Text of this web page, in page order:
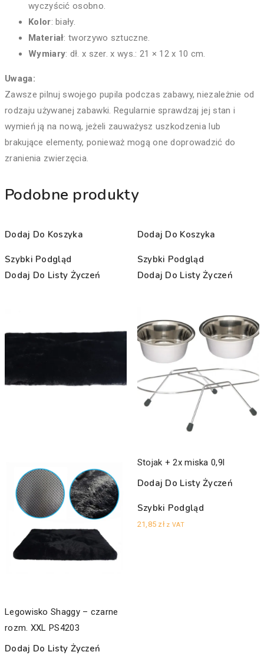
wyczyścić osobno.
Kolor: biały.
Materiał: tworzywo sztuczne.
Wymiary: dł. x szer. x wys.: 21 × 12 x 10 cm.
Uwaga:
Zawsze pilnuj swojego pupila podczas zabawy, niezależnie od
rodzaju używanej zabawki. Regularnie sprawdzaj jej stan i
wymień ją na nową, jeżeli zauważysz uszkodzenia lub
brakujące elementy, ponieważ mogą one doprowadzić do
zranienia zwierzęcia.
Podobne produkty
Dodaj Do Koszyka
Szybki Podgląd
Dodaj Do Listy Życzeń
Legowisko Shaggy – czarne
rozm. XXL PS4203
Dodaj Do Listy Życzeń
Dodaj Do Koszyka
Szybki Podgląd
Dodaj Do Listy Życzeń
Stojak + 2x miska 0,9l
Dodaj Do Listy Życzeń
Szybki Podgląd
21,85 zł z VAT